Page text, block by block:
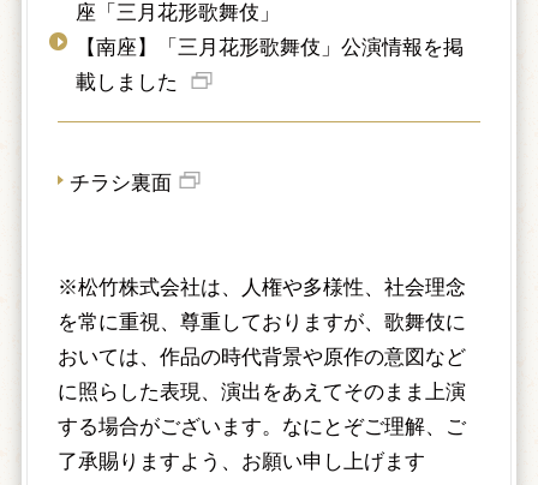
座「三月花形歌舞伎」
【南座】「三月花形歌舞伎」公演情報を掲
載しました
チラシ裏面
※松竹株式会社は、人権や多様性、社会理念
を常に重視、尊重しておりますが、歌舞伎に
おいては、作品の時代背景や原作の意図など
に照らした表現、演出をあえてそのまま上演
する場合がございます。なにとぞご理解、ご
了承賜りますよう、お願い申し上げます